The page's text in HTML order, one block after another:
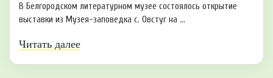
В Белгородском литературном музее состоялось открытие
выставки из Музея-заповедка с. Овстуг на ...
Читать далее